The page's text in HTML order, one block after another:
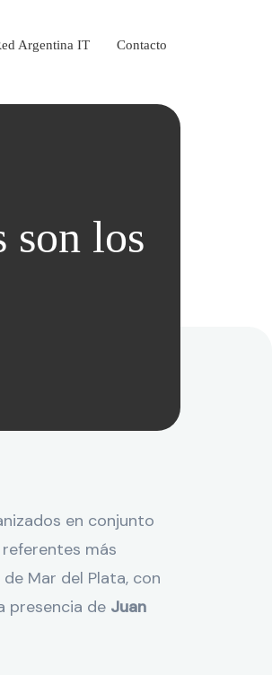
Argentina IT Contacto
son los
en conjunto
más
Mar del Plata, con
presencia de Juan